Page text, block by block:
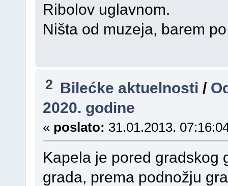
Ribolov uglavnom.
Ništa od muzeja, barem
2 Bilećke aktuelnosti /
2020. godine
« poslato: 31.01.2013.
Kapela je pored gradskog
grada, prema podnožju